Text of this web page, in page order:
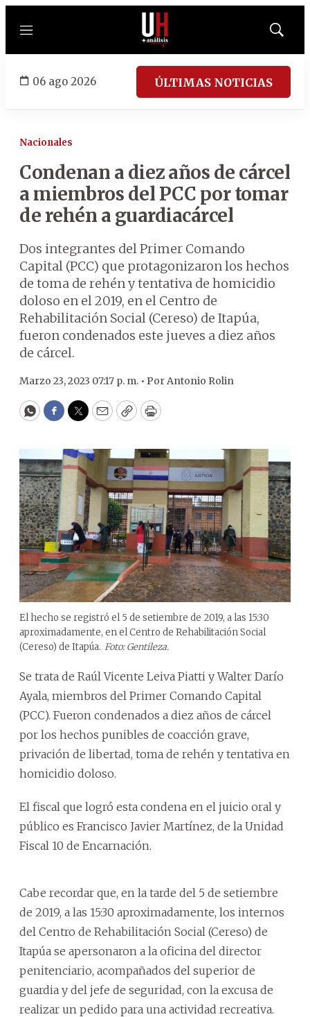
Menú
Mostrar
06 ago 2026 ÚLTIMAS NOTICIAS
Nacionales
Condenan a diez años de cárcel
a miembros del PCC por tomar
de rehén a guardiacárcel
Dos integrantes del Primer Comando
Capital (PCC) que protagonizaron los hechos
de toma de rehén y tentativa de homicidio
doloso en el 2019, en el Centro de
Rehabilitación Social (Cereso) de Itapúa,
fueron condenados este jueves a diez años
de cárcel.
Marzo 23, 2023 07:17 p. m. • PorAntonio Rolin
WhatsApp
Facebook
Twitter
EmailCopyPrint
El hecho se registró el 5 de setiembre de 2019, a las 15:30
aproximadamente, en el Centro de Rehabilitación Social
(Cereso) de Itapúa. Foto: Gentileza.
Se trata de Raúl Vicente Leiva Piatti y Walter Darío
Ayala, miembros del Primer Comando Capital
(PCC). Fueron condenados a diez años de cárcel
por los hechos punibles de coacción grave,
privación de libertad, toma de rehén y tentativa en
homicidio doloso.
El fiscal que logró esta condena en el juicio oral y
público es Francisco Javier Martínez, de la Unidad
Fiscal 10 de Encarnación.
Cabe recordar que, en la tarde del 5 de setiembre
de 2019, a las 15:30 aproximadamente, los internos
del Centro de Rehabilitación Social (Cereso) de
Itapúa se apersonaron a la oficina del director
penitenciario, acompañados del superior de
guardia y del jefe de seguridad, con la excusa de
realizar un pedido para una actividad recreativa.